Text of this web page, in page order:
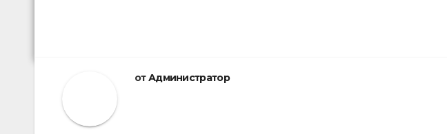
отАдминистратор